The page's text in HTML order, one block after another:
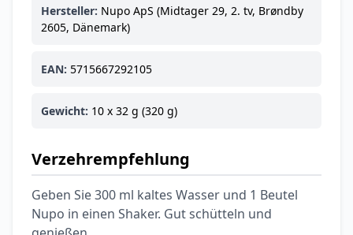
Ohrstöpsel
3,79 €
3,95 € -4%
Softa Swabs
Alkoholtupfer,
ARZNEIMITTEL & GESUNDHEIT
Kautabletten
7,69 € 8,09 € -5%
ARZNEIMITTEL & GESUNDHEIT
Hametum
Hämorrhoidensalbe:
Hersteller: Nupo ApS (Midtager 29, 2. tv, Brøndby
2605, Dänemark)
EAN: 5715667292105
Gewicht: 10 x 32 g (320 g)
Verzehrempfehlung
Geben Sie 300 ml kaltes Wasser und 1 Beutel
Nupo in einen Shaker. Gut schütteln und